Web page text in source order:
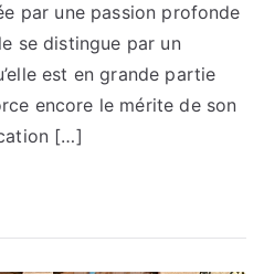
par une passion profonde
se distingue par un
est en grande partie
encore le mérite de son
[…]